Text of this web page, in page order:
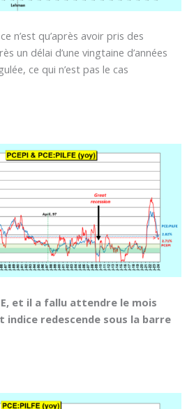
n’est qu’après avoir pris des
un délai d’une vingtaine d’années
ce qui n’est pas le cas
et il a fallu attendre le mois
indice redescende sous la barre